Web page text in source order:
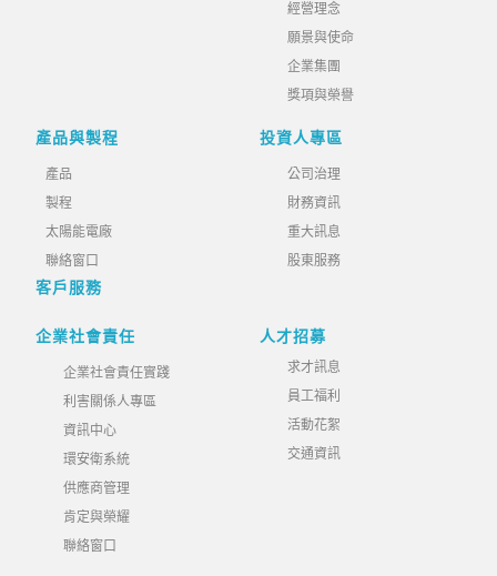
經營理念
願景與使命
企業集團
獎項與榮譽
產品與製程
產品
製程
太陽能電廠
聯絡窗口
客戶服務
投資人專區
公司治理
財務資訊
重大訊息
股東服務
企業社會責任
企業社會責任實踐
利害關係人專區
資訊中心
環安衛系統
供應商管理
肯定與榮耀
聯絡窗口
人才招募
求才訊息
員工福利
活動花絮
交通資訊